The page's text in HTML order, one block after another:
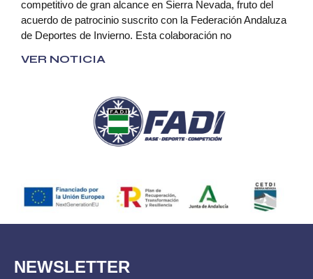
competitivo de gran alcance en Sierra Nevada, fruto del
acuerdo de patrocinio suscrito con la Federación Andaluza
de Deportes de Invierno. Esta colaboración no
VER NOTICIA
NEWSLETTER